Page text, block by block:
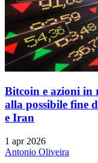
Bitcoin e azioni in
alla possibile fine
e Iran
1 apr 2026
Antonio Oliveira